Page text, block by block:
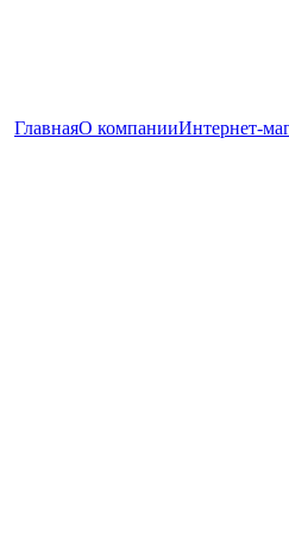
ГлавнаяО компанииИнтернет-